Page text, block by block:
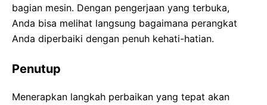
bagian mesin. Dengan pengerjaan yang terbuka,
Anda bisa melihat langsung bagaimana perangkat
Anda diperbaiki dengan penuh kehati-hatian.
Penutup
Menerapkan langkah perbaikan yang tepat akan